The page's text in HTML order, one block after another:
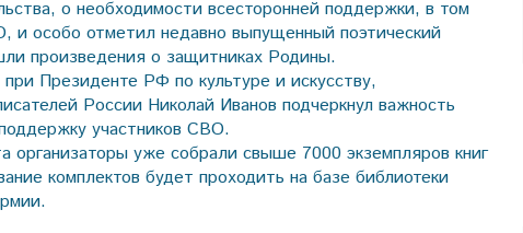
о необходимости всесторонней поддержки, в том
и особо отметил недавно выпущенный поэтический
произведения о защитниках Родины.
Президенте РФ по культуре и искусству,
России Николай Иванов подчеркнул важность
участников СВО.
организаторы уже собрали свыше 7000 экземпляров книг
комплектов будет проходить на базе библиотеки